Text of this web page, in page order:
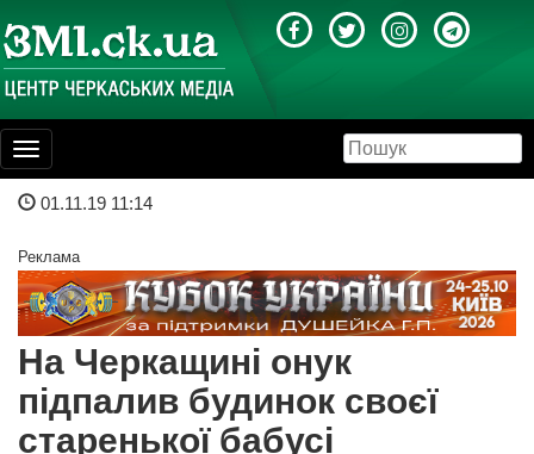
Toggle
navigation
01.11.19 11:14
Реклама
На Черкащині онук
підпалив будинок своєї
старенької бабусі